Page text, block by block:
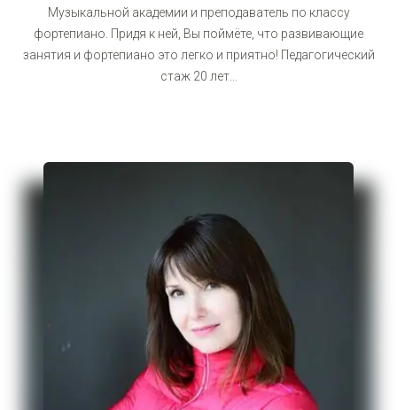
Музыкальной академии и преподаватель по классу
фортепиано. Придя к ней, Вы поймёте, что развивающие
занятия и фортепиано это легко и приятно! Педагогический
стаж 20 лет...